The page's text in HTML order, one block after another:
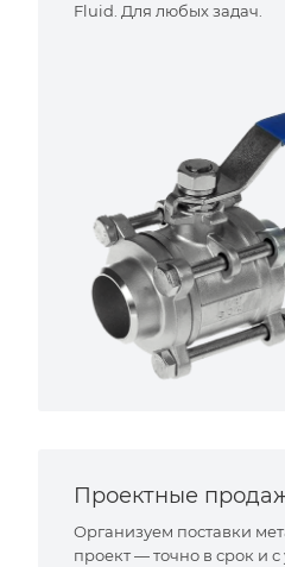
Fluid. Для любых задач.
Проектные
Организуем поставки
проект — точно в срок и с